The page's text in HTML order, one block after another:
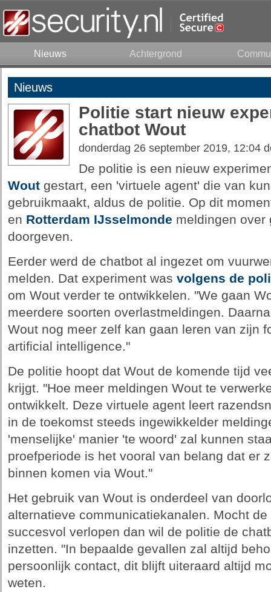
Nieuws Achtergrond
Nieuws
Politie start nieuw
chatbot Wout
donderdag 26 september 2019, 12:04
De politie is een nieuw
Woutgestart, een 'virtuele agent' die van
gebruikmaakt, aldus de politie. Op dit
en Rotterdam IJsselmonde meldingen over
doorgeven.
Eerder werd de chatbot al ingezet om
melden. Dat experiment was volgens de
om Wout verder te ontwikkelen. "We gaan
meerdere soorten overlastmeldingen.
Wout nog meer zelf kan gaan leren van zijn
artificial intelligence."
De politie hoopt dat Wout de komende tijd
krijgt. "Hoe meer meldingen Wout te
ontwikkelt. Deze virtuele agent leert
in de toekomst steeds ingewikkelder
'menselijke' manier 'te woord' zal kunnen
proefperiode is het vooral van belang dat er
binnen komen via Wout."
Het gebruik van Wout is onderdeel van
alternatieve communicatiekanalen. Mocht
succesvol verlopen dan wil de politie de
inzetten. "In bepaalde gevallen zal altijd
persoonlijk contact, dit blijft uiteraard altijd
weten.